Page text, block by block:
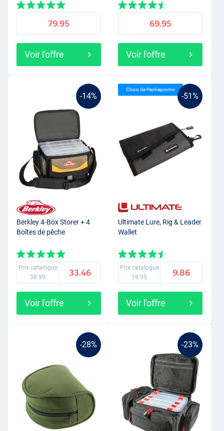
79.95
Voir l'offre
69.95
Voir l'offre
-14%
Berkley 4-Box Storer + 4
Boîtes de pêche
Prix catalogue
38.99
33.46
Voir l'offre
-51%
Choix de Pechepromo
Ultimate Lure, Rig & Leader
Wallet
Prix catalogue
19.95
9.86
Voir l'offre
-28% -23%